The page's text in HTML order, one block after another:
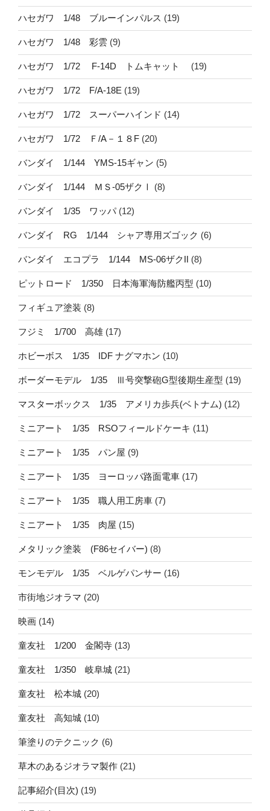
ハセガワ 1/48 ブルーインパルス (19)
ハセガワ 1/48 彩雲 (9)
ハセガワ 1/72 F-14D トムキャット (19)
ハセガワ 1/72 F/A-18E (19)
ハセガワ 1/72 スーパーハインド (14)
ハセガワ 1/72 Ｆ/A－１８F (20)
バンダイ 1/144 YMS-15ギャン (5)
バンダイ 1/144 ＭＳ-05ザクⅠ (8)
バンダイ 1/35 ワッパ(12)
バンダイ RG 1/144 シャア専用ズゴック (6)
バンダイ エコプラ 1/144 MS-06ザクII (8)
ピットロード 1/350 日本海軍海防艦丙型 (10)
フィギュア塗装 (8)
フジミ 1/700 高雄 (17)
ホビーボス 1/35 IDF ナグマホン (10)
ボーダーモデル 1/35 Ⅲ号突撃砲G型後期生産型 (19)
マスターボックス 1/35 アメリカ歩兵(ベトナム) (12)
ミニアート 1/35 RSOフィールドケーキ (11)
ミニアート 1/35 パン屋 (9)
ミニアート 1/35 ヨーロッパ路面電車 (17)
ミニアート 1/35 職人用工房車 (7)
ミニアート 1/35 肉屋 (15)
メタリック塗装 (F86セイバー) (8)
モンモデル 1/35 ベルゲパンサー (16)
市街地ジオラマ (20)
映画 (14)
童友社 1/200 金閣寺 (13)
童友社 1/350 岐阜城 (21)
童友社 松本城 (20)
童友社 高知城 (10)
筆塗りのテクニック (6)
草木のあるジオラマ製作 (21)
記事紹介(目次) (19)